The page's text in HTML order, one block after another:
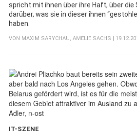
spricht mit ihnen über ihre Haft, über die
darüber, was sie in dieser ihnen
haben.
VON MAXIM SARYCHAU, AMELIE SACHS |
IT-SZENE